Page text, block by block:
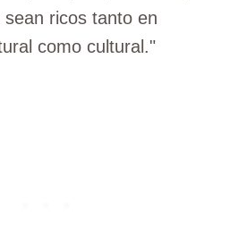
ricos tanto en
como cultural."